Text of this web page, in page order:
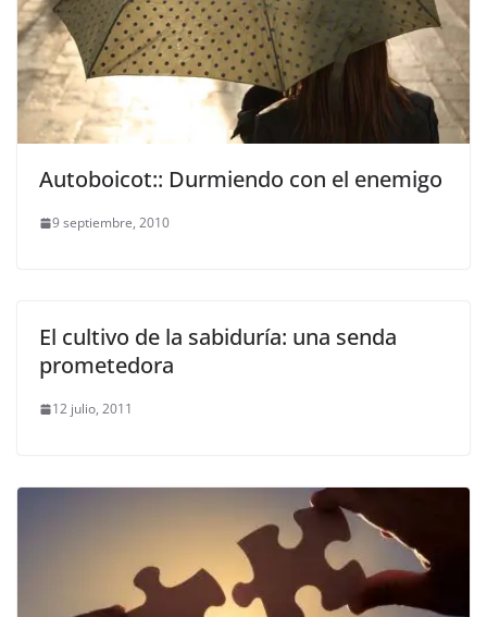
Autoboicot:: Durmiendo con el enemigo
9 septiembre, 2010
El cultivo de la sabiduría: una senda
prometedora
12 julio, 2011